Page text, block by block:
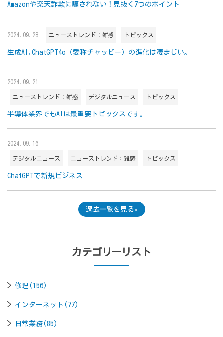
Amazonや楽天詐欺に騙されない！見抜く7つのポイント
2024.09.28 ニューストレンド：雑感 トピックス
生成AI,ChatGPT4o（愛称チャッピー）の進化は凄まじい。
2024.09.21
ニューストレンド：雑感 デジタルニュース トピックス
半導体業界でもAIは最重要トピックスです。
2024.09.16
デジタルニュース ニューストレンド：雑感 トピックス
ChatGPTで新規ビジネス
過去一覧を見る
カテゴリーリスト
修理(156)
インターネット(77)
日常業務(85)